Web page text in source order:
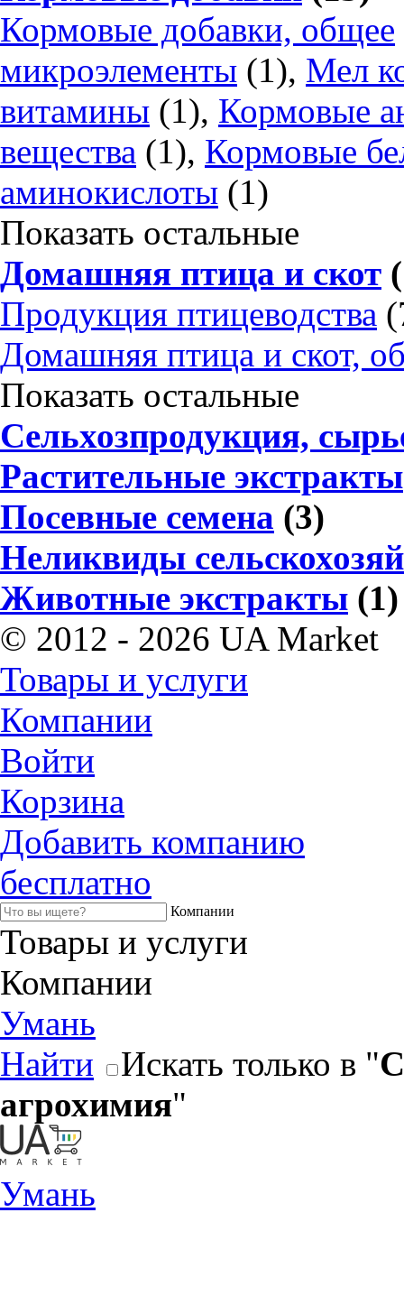
Кормовые добавки, общее
микроэлементы (1), Мел
витамины (1), Кормовые
вещества (1), Кормовые
аминокислоты (1)
Показать остальные
Домашняя птица и скот
Продукция птицеводства
Домашняя птица и скот,
Показать остальные
Сельхозпродукция,
Растительные экстракты
Посевные семена (3)
Неликвиды
Животные экстракты (1)
© 2012 - 2026 UA Market
Товары и услуги
Компании
Войти
Корзина
Добавить компанию
бесплатно
Компании
Товары и услуги
Компании
Умань
Найти
Искать только в "
агрохимия"
Умань